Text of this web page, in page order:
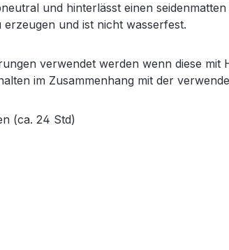
und hinterlässt einen
und ist nicht wasserfest.
verwendet werden wenn diese mit
im Zusammenhang mit der
(ca. 24 Std)